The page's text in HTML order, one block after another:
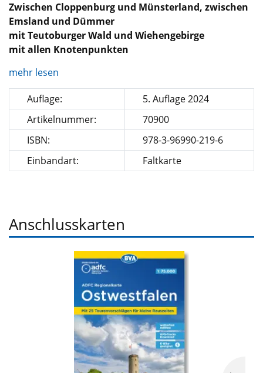
Zwischen Cloppenburg und Münsterland, zwischen
Emsland und Dümmer
mit Teutoburger Wald und Wiehengebirge
mit allen Knotenpunkten
mehr lesen
Auflage:
5. Auflage 2024
Artikelnummer:
70900
ISBN:
978-3-96990-219-6
Einbandart:
Faltkarte
Anschlusskarten